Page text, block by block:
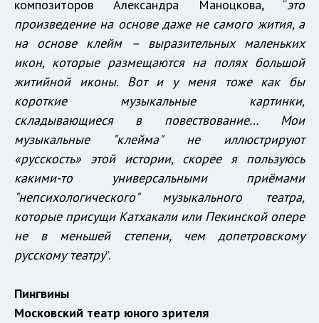
композиторов Александра Маноцкова, “это
произведение на основе даже не самого жития, а
на основе клейм – выразительных маленьких
икон, которые размещаются на полях большой
житийной иконы. Вот и у меня тоже как бы
короткие музыкальные картинки,
складывающиеся в повествование… Мои
музыкальные "клейма" не иллюстрируют
«русскость» этой истории, скорее я пользуюсь
какими-то универсальными приёмами
"непсихологического" музыкального театра,
которые присущи Катхакали или Пекинской опере
не в меньшей степени, чем допетровскому
русскому театру”.
Пингвины
Московский театр юного зрителя